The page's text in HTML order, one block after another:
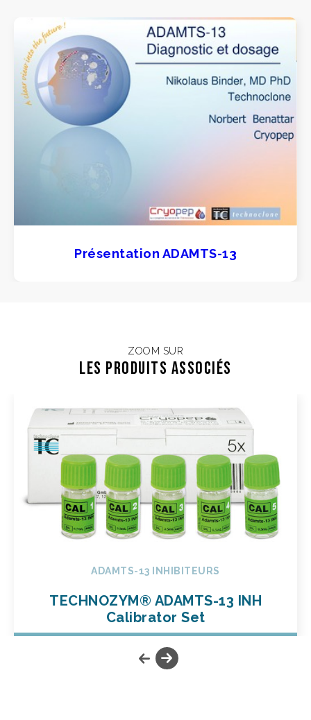
Présentation ADAMTS-13
ZOOM SUR
Les Produits associés
ADAMTS-13 INHIBITEURS
TECHNOZYM® ADAMTS-13 INH
Calibrator Set